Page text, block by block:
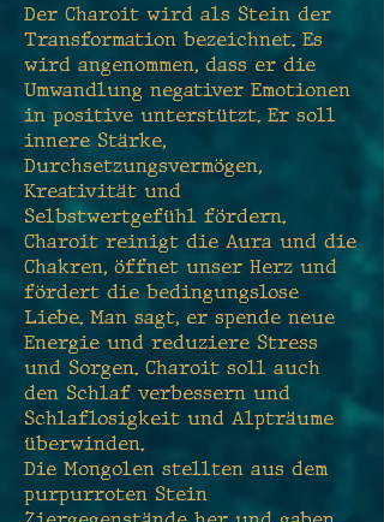
Der Charoit wird als Stein der
Transformation bezeichnet. Es
wird angenommen, dass er die
Umwandlung negativer Emotionen
in positive unterstützt. Er soll
innere Stärke,
Durchsetzungsvermögen,
Kreativität und
Selbstwertgefühl fördern.
Charoit reinigt die Aura und die
Chakren, öffnet unser Herz und
fördert die bedingungslose
Liebe. Man sagt, er spende neue
Energie und reduziere Stress
und Sorgen. Charoit soll auch
den Schlaf verbessern und
Schlaflosigkeit und Alpträume
überwinden.
Die Mongolen stellten aus dem
purpurroten Stein